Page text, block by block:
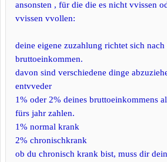
ansonsten , für die die es nicht vvissen
vvissen vvollen:
deine eigene zuzahlung richtet sich
bruttoeinkommen.
davon sind verschiedene dinge
entvveder
1% oder 2% deines bruttoeinkommens
fürs jahr zahlen.
1% normal krank
2% chronischkrank
ob du chronisch krank bist, muss dir